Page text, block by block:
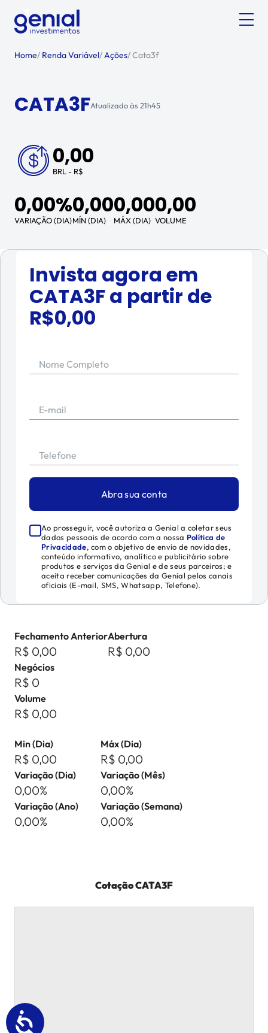
Home/ Renda Variável/Ações/Cata3f
CATA3FAtualizado às 21h45
0,00
BRL - R$
0,00%
VARIAÇÃO (DIA)
0,00
MÍN (DIA)
0,00
MÁX (DIA)
0,00
VOLUME
Invista agora em
CATA3Fa partir de
R$0,00
Nome Completo
E-mail
Telefone
Abra sua conta
Ao prosseguir, você autoriza a Genial a coletar seus
dados pessoais de acordo com a nossa Política de
Privacidade, com o objetivo de envio de novidades,
conteúdo informativo, analítico e publicitário sobre
produtos e serviços da Genial e de seus parceiros; e
aceita receber comunicações da Genial pelos canais
oficiais (E-mail, SMS, Whatsapp, Telefone).
Fechamento Anterior
R$ 0,00
Abertura
R$ 0,00
Negócios
R$ 0
Volume
R$ 0,00
Min (Dia)
R$ 0,00
Máx (Dia)
R$ 0,00
Variação (Dia)
0,00%
Variação (Mês)
0,00%
Variação (Ano)
0,00%
Variação (Semana)
0,00%
CotaçãoCATA3F